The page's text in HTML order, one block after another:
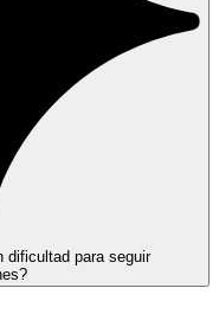
dificultad para seguir